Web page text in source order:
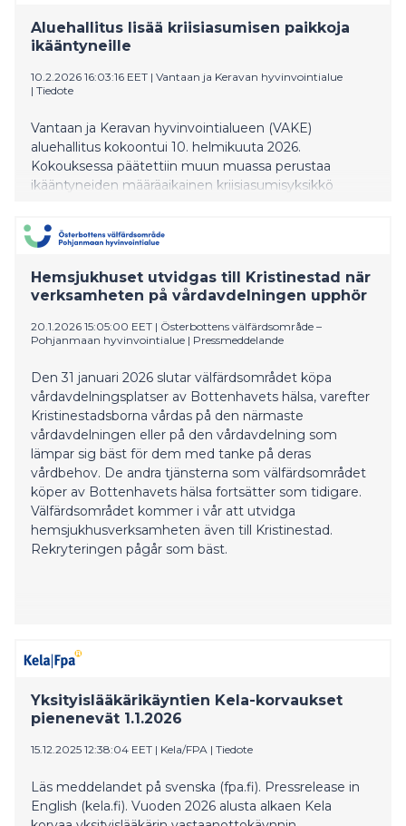
Aluehallitus lisää kriisiasumisen paikkoja
ikääntyneille
10.2.2026 16:03:16 EET | Vantaan ja Keravan hyvinvointialue
| Tiedote
Vantaan ja Keravan hyvinvointialueen (VAKE)
aluehallitus kokoontui 10. helmikuuta 2026.
Kokouksessa päätettiin muun muassa perustaa
ikääntyneiden määräaikainen kriisiasumisyksikkö
kriisiasumispaikkoja lisätään.
Hemsjukhuset utvidgas till Kristinestad när
verksamheten på vårdavdelningen upphör
20.1.2026 15:05:00 EET | Österbottens välfärdsområde –
Pohjanmaan hyvinvointialue | Pressmeddelande
Den 31 januari 2026 slutar välfärdsområdet köpa
vårdavdelningsplatser av Bottenhavets hälsa, varefter
Kristinestadsborna vårdas på den närmaste
vårdavdelningen eller på den vårdavdelning som
lämpar sig bäst för dem med tanke på deras
vårdbehov. De andra tjänsterna som välfärdsområdet
köper av Bottenhavets hälsa fortsätter som tidigare.
Välfärdsområdet kommer i vår att utvidga
hemsjukhusverksamheten även till Kristinestad.
Rekryteringen pågår som bäst.
Yksityislääkärikäyntien Kela-korvaukset
pienenevät 1.1.2026
15.12.2025 12:38:04 EET | Kela/FPA | Tiedote
Läs meddelandet på svenska (fpa.fi). Pressrelease in
English (kela.fi). Vuoden 2026 alusta alkaen Kela